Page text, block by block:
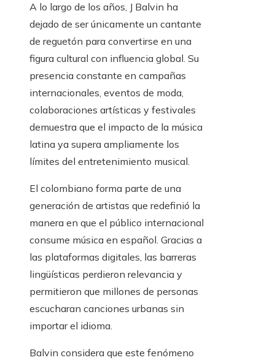
A lo largo de los años, J Balvin ha
dejado de ser únicamente un cantante
de reguetón para convertirse en una
figura cultural con influencia global. Su
presencia constante en campañas
internacionales, eventos de moda,
colaboraciones artísticas y festivales
demuestra que el impacto de la música
latina ya supera ampliamente los
límites del entretenimiento musical.
El colombiano forma parte de una
generación de artistas que redefinió la
manera en que el público internacional
consume música en español. Gracias a
las plataformas digitales, las barreras
lingüísticas perdieron relevancia y
permitieron que millones de personas
escucharan canciones urbanas sin
importar el idioma.
Balvin considera que este fenómeno